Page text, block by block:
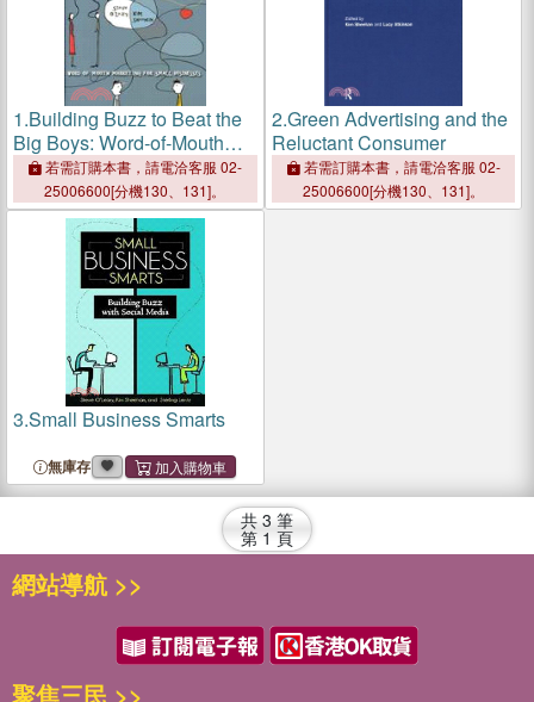
1.Building Buzz to Beat the
Big Boys: Word-of-Mouth
Marketing for Small
Businesses
若需訂購本書，請電洽客服 02-
25006600[分機130、131]。
2.Green Advertising and the
Reluctant Consumer
若需訂購本書，請電洽客服 02-
25006600[分機130、131]。
3.Small Business Smarts
無庫存
共 3 筆
第 1 頁
網站導航 >>
聚焦三民 >>